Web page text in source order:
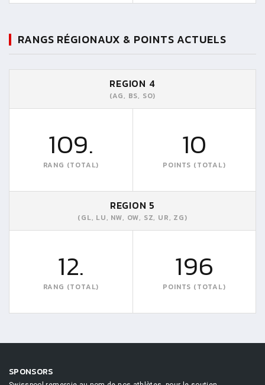
RANGS RÉGIONAUX & POINTS ACTUELS
REGION 4
(AG, BS, SO)
109.
RANG (TOTAL)
10
POINTS (TOTAL)
REGION 5
(GL, LU, NW, OW, SZ, UR, ZG)
12.
RANG (TOTAL)
196
POINTS (TOTAL)
SPONSORS